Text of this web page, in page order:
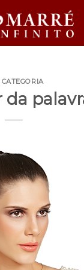
CATEGORIA
da